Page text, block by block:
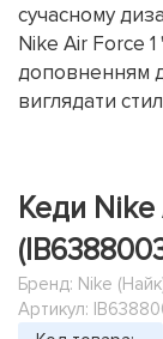
сучасному
Nike Air Force 1
доповненням
виглядати
Кеди Nike
Бренд: Nike
Артикул: